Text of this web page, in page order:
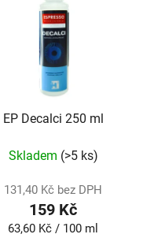
EP Decalci 250 ml
Skladem (>5 ks)
131,40 Kč bez DPH
159 Kč
Měrná
63,60 Kč / 100 ml